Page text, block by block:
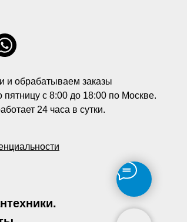
и обрабатываем заказы
пятницу с 8:00 до 18:00 по Москве.
24 часа в сутки.